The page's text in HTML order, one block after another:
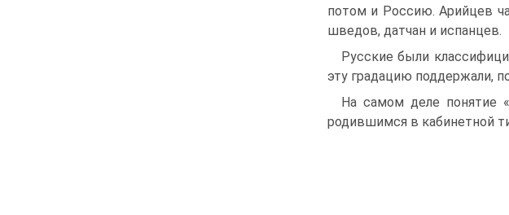
потом и Россию. Арийцев
шведов, датчан и испанцев.
Русские были
эту градацию поддержали,
На самом деле понятие
родившимся в кабинетной